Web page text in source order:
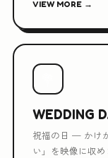
VIEW MORE →
WEDDING
祝福の日 — かけ
い」を映像に収め